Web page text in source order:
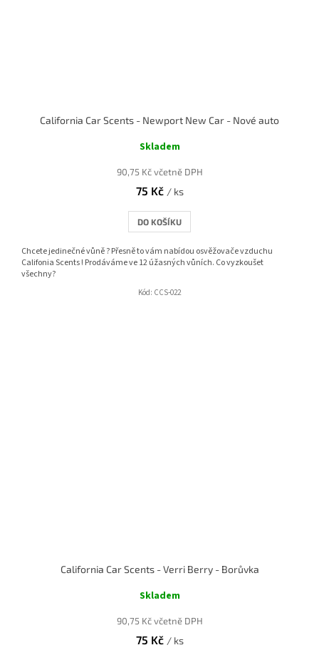
California Car Scents - Newport New Car - Nové auto
Skladem
90,75 Kč včetně DPH
75 Kč / ks
DO KOŠÍKU
Chcete jedinečné vůně ? Přesně to vám nabídou osvěžovače vzduchu
Califonia Scents ! Prodáváme ve 12 úžasných vůních. Co vyzkoušet
všechny?
Kód: CCS-022
California Car Scents - Verri Berry - Borůvka
Skladem
90,75 Kč včetně DPH
75 Kč / ks